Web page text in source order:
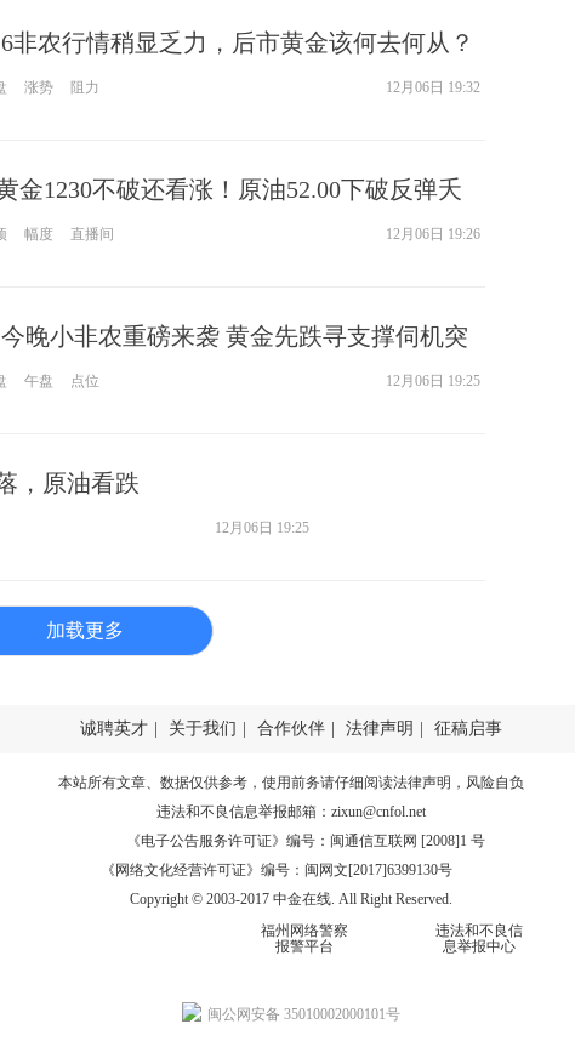
非农行情稍显乏力，后市黄金该何去何从？
涨势 阻力 12月06日 19:32
金1230不破还看涨！原油52.00下破反弹夭
幅度 直播间 12月06日 19:26
晚小非农重磅来袭 黄金先跌寻支撑伺机突
午盘 点位 12月06日 19:25
落，原油看跌
12月06日 19:25
加载更多
诚聘英才 关于我们 合作伙伴 法律声明 征稿启事
本站所有文章、数据仅供参考，使用前务请仔细阅读法律声明 ，风险自负
违法和不良信息举报邮箱： zixun@cnfol.net
《电子公告服务许可证》编号：闽通信互联网 [2008]1 号
《网络文化经营许可证》编号：闽网文[2017]6399130号
Copyright © 2003-2017 中金在线. All Right Reserved.
福州网络警察
报警平台
违法和不良信
息举报中心
闽公网安备 35010002000101号